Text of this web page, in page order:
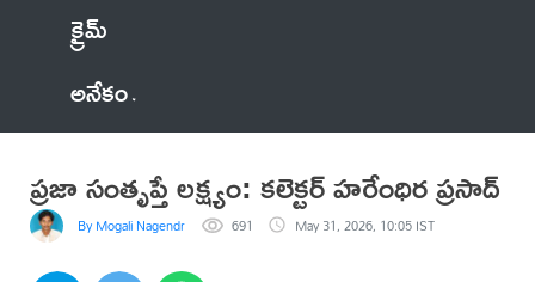
క్రైమ్
అనేకం
ప్రజా సంతృప్తే లక్ష్యం: కలెక్టర్ హరేంధిర ప్రసాద్
By Mogali Nagendra 691 May 31, 2026, 10:05 IST